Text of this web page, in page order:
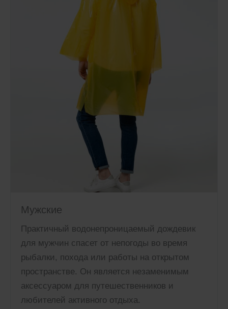
Мужские
Практичный водонепроницаемый дождевик
для мужчин спасет от непогоды во время
рыбалки, похода или работы на открытом
пространстве. Он является незаменимым
аксессуаром для путешественников и
любителей активного отдыха.